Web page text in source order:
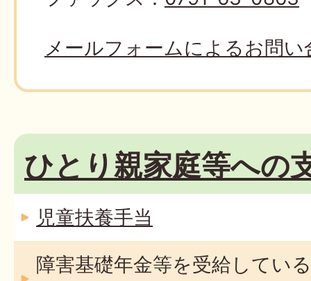
メールフォームによるお問い
ひとり親家庭等への
児童扶養手当
障害基礎年金等を受給してい